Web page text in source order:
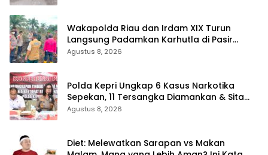
Wakapolda Riau dan Irdam XIX Turun
Langsung Padamkan Karhutla di Pasir
Limau Kapas Rohil
Agustus 8, 2026
Polda Kepri Ungkap 6 Kasus Narkotika
Sepekan, 11 Tersangka Diamankan & Sita
402 Gram Sabu
Agustus 8, 2026
Diet: Melewatkan Sarapan vs Makan